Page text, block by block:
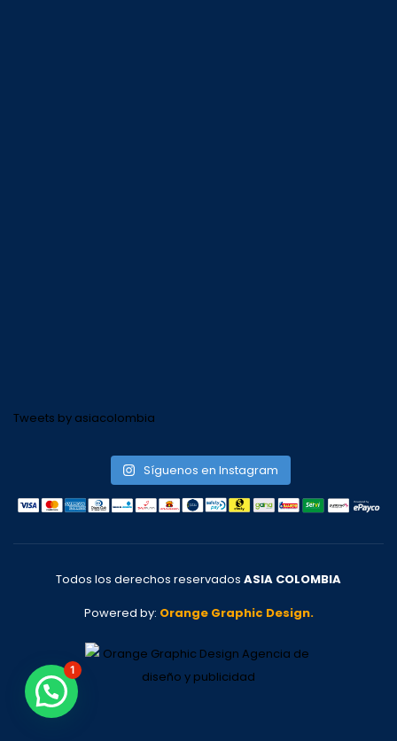
Tweets by asiacolombia
Síguenos en Instagram
Todos los derechos reservados ASIA COLOMBIA
Powered by: Orange Graphic Design.
1